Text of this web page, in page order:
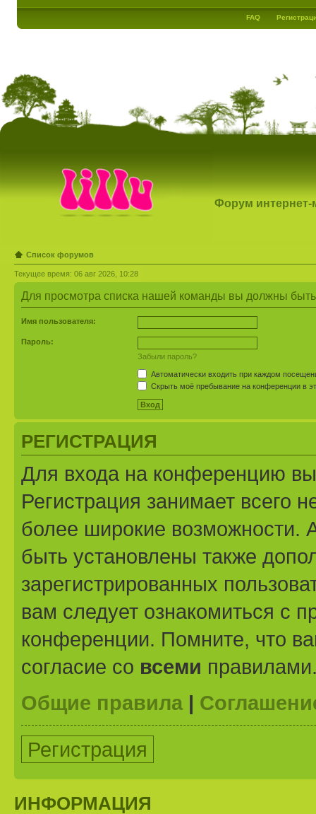
FAQ
Форум интернет-
Список форумов
Текущее время: 06 авг 2026, 10:28
Для просмотра списка нашей команды вы должны
Имя пользователя:
Пароль:
Забыли пароль?
Автоматически входить при каждом
Скрыть моё пребывание на конференции в
РЕГИСТРАЦИЯ
Для входа на конференцию
Регистрация занимает всего
более широкие возможности.
быть установлены также
зарегистрированных
вам следует ознакомиться с
конференции. Помните, что
согласие со всеми
Общие правила |
Регистрация
ИНФОРМАЦИЯ